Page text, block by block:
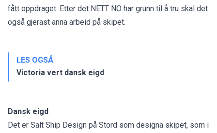
fått oppdraget. Etter det NETT NO har grunn til å tru skal det
også gjerast anna arbeid på skipet.
LES OGSÅ
Victoria vert dansk eigd
Dansk eigd
Det er Salt Ship Design på Stord som designa skipet, som i